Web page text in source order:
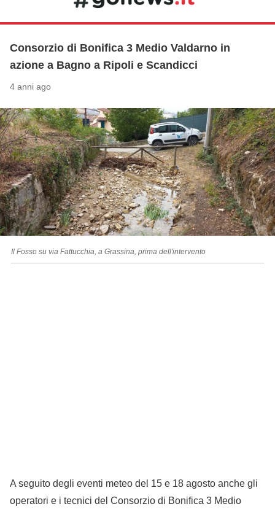
Consorzio di Bonifica 3 Medio Valdarno in
azione a Bagno a Ripoli e Scandicci
4 anni ago
Il Fosso su via Fattucchia, a Grassina, prima dell'intervento
A seguito degli eventi meteo del 15 e 18 agosto anche gli
operatori e i tecnici del Consorzio di Bonifica 3 Medio